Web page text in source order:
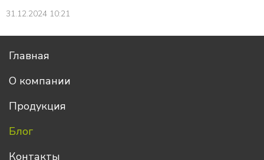
31.12.2024 10:21
Главная
О компании
Продукция
Блог
Контакты